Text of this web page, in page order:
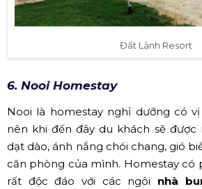
Đất Lành Resort
6. Nooi Homestay
Nooi là homestay nghỉ dưỡng có
nên khi đến đây du khách sẽ được
dạt dào, ánh nắng chói chang, gió
căn phòng của mình. Homestay có
rất độc đáo với các ngôi nhà